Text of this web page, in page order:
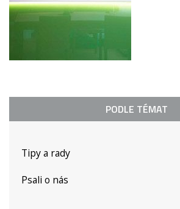
PODLE TÉMAT
Tipy a rady
Psali o nás